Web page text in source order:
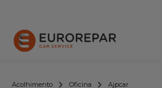
Acolhimento Oficina Ajpcar